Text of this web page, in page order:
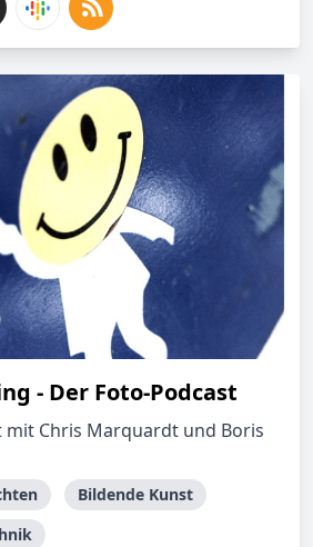
- Der Foto-Podcast
mit Chris Marquardt und Boris
Bildende Kunst